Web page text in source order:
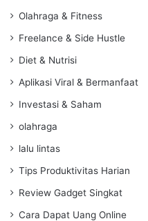
Olahraga & Fitness
Freelance & Side Hustle
Diet & Nutrisi
Aplikasi Viral & Bermanfaat
Investasi & Saham
olahraga
lalu lintas
Tips Produktivitas Harian
Review Gadget Singkat
Cara Dapat Uang Online